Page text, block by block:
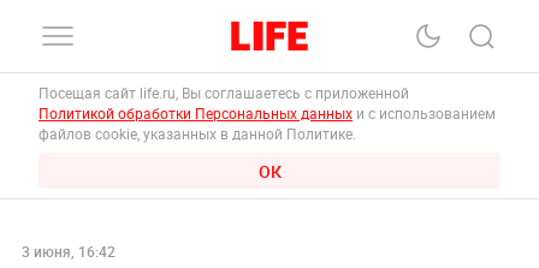
Посещая сайт life.ru, Вы соглашаетесь с приложенной
Политикой обработки Персональных данных и с использованием
файлов cookie, указанных в данной Политике.
ОК
3 июня, 16:42